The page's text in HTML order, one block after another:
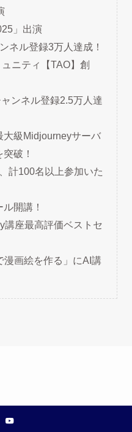
」出演
ネル登録3万人達成！
ニティ【TAO】創
ンネル登録2.5万人達
級Midjourneyサーバ
破！
計100名以上参加いた
開講！
講座最高評価ベストセ
漫画絵を作る」にAI講